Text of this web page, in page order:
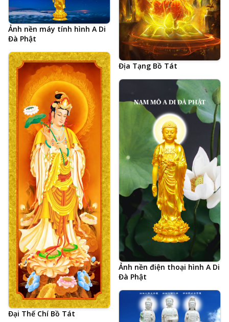
Địa Tạng Bồ Tát
Ảnh nền máy tính hình A Di
Đà Phật
Đại Thế Chí Bồ Tát
Ảnh nền điện thoại hình A Di
Đà Phật